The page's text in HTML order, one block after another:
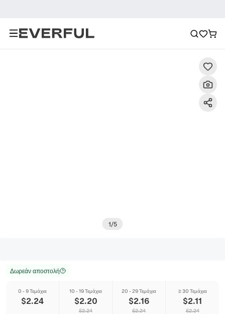
1/5
Δωρεάν αποστολή
0 - 9 Τεμάχια
$2.24
10 - 19 Τεμάχια
$2.20
$2.24
20 - 29 Τεμάχια
$2.16
$2.24
≥ 30 Τεμάχια
$2.11
$2.24